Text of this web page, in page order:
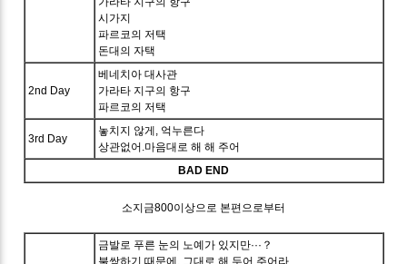
시가지
파르코의 저택
돈대의 자택
2nd Day
베네치아 대사관
가라타 지구의 항구
파르코의 저택
3rd Day
놓치지 않게, 억누른다
상관없어.마음대로 해 해 주어
BAD END
소지금800이상으로 본편으로부터
금발로 푸른 눈의 노예가 있지만···？
불쌍하기 때문에, 그대로 해 두어 주어라